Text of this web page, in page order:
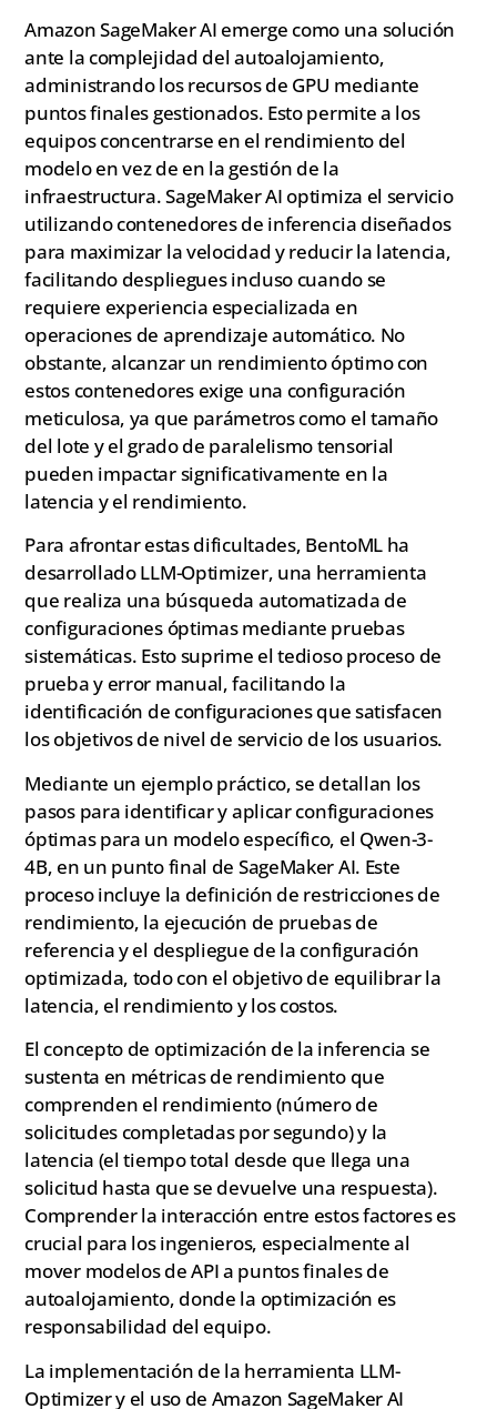
Amazon SageMaker AI emerge como una solución
ante la complejidad del autoalojamiento,
administrando los recursos de GPU mediante
puntos finales gestionados. Esto permite a los
equipos concentrarse en el rendimiento del
modelo en vez de en la gestión de la
infraestructura. SageMaker AI optimiza el servicio
utilizando contenedores de inferencia diseñados
para maximizar la velocidad y reducir la latencia,
facilitando despliegues incluso cuando se
requiere experiencia especializada en
operaciones de aprendizaje automático. No
obstante, alcanzar un rendimiento óptimo con
estos contenedores exige una configuración
meticulosa, ya que parámetros como el tamaño
del lote y el grado de paralelismo tensorial
pueden impactar significativamente en la
latencia y el rendimiento.
Para afrontar estas dificultades, BentoML ha
desarrollado LLM-Optimizer, una herramienta
que realiza una búsqueda automatizada de
configuraciones óptimas mediante pruebas
sistemáticas. Esto suprime el tedioso proceso de
prueba y error manual, facilitando la
identificación de configuraciones que satisfacen
los objetivos de nivel de servicio de los usuarios.
Mediante un ejemplo práctico, se detallan los
pasos para identificar y aplicar configuraciones
óptimas para un modelo específico, el Qwen-3-
4B, en un punto final de SageMaker AI. Este
proceso incluye la definición de restricciones de
rendimiento, la ejecución de pruebas de
referencia y el despliegue de la configuración
optimizada, todo con el objetivo de equilibrar la
latencia, el rendimiento y los costos.
El concepto de optimización de la inferencia se
sustenta en métricas de rendimiento que
comprenden el rendimiento (número de
solicitudes completadas por segundo) y la
latencia (el tiempo total desde que llega una
solicitud hasta que se devuelve una respuesta).
Comprender la interacción entre estos factores es
crucial para los ingenieros, especialmente al
mover modelos de API a puntos finales de
autoalojamiento, donde la optimización es
responsabilidad del equipo.
La implementación de la herramienta LLM-
Optimizer y el uso de Amazon SageMaker AI